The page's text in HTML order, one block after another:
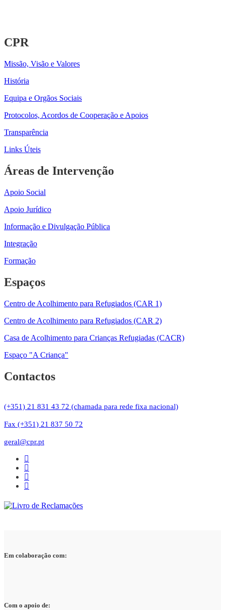
CPR
Missão, Visão e Valores
História
Equipa e Orgãos Sociais
Protocolos, Acordos de Cooperação e Apoios
Transparência
Links Úteis
Áreas de Intervenção
Apoio Social
Apoio Jurídico
Informação e Divulgação Pública
Integração
Formação
Espaços
Centro de Acolhimento para Refugiados (CAR 1)
Centro de Acolhimento para Refugiados (CAR 2)
Casa de Acolhimento para Crianças Refugiadas (CACR)
Espaço "A Criança"
Contactos
(+351) 21 831 43 72 (chamada para rede fixa nacional)
Fax (+351) 21 837 50 72
geral@cpr.pt
Em colaboração com:
Com o apoio de: